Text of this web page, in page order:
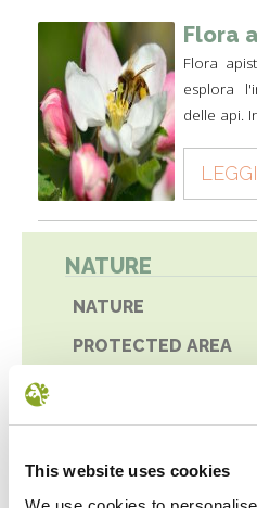
This website uses cookies
Flora
Flora
esplora
delle api.
NATURE
NATURE
PROTECTED AREA
SCIENTIFIC
UNESCO HERITAGE